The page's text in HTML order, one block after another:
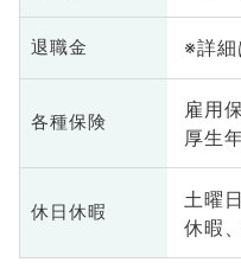
退職金 ※詳
各種保険
雇用
厚生
休日休暇
土曜
休暇